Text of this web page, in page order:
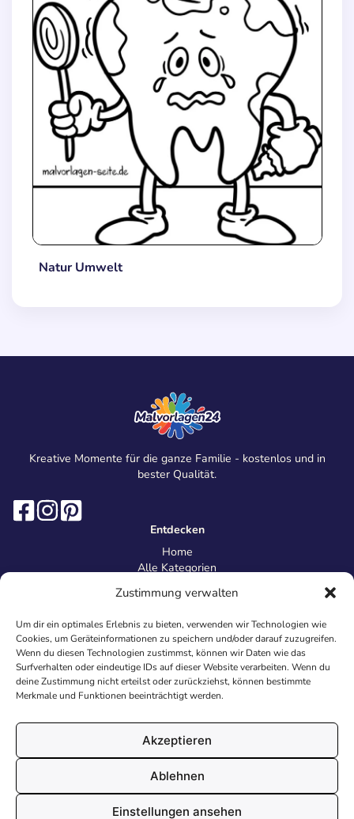
Zustimmung verwalten
Um dir ein optimales Erlebnis zu bieten, verwenden wir Technologien wie
Cookies, um Geräteinformationen zu speichern und/oder darauf zuzugreifen.
Wenn du diesen Technologien zustimmst, können wir Daten wie das
Surfverhalten oder eindeutige IDs auf dieser Website verarbeiten. Wenn du
deine Zustimmung nicht erteilst oder zurückziehst, können bestimmte
Merkmale und Funktionen beeinträchtigt werden.
Akzeptieren
Ablehnen
Einstellungen ansehen
Natur Umwelt
Kreative Momente für die ganze Familie - kostenlos und in
bester Qualität.
Entdecken
Home
Alle Kategorien
Information
Über uns
Kontakt
Inhaltsrichtlinien
Recht & Datenschutz
Impressum
AGB
Cookies
© 2026 Malvorlagen24.de - Alle Rechte vorbehalten. Made with